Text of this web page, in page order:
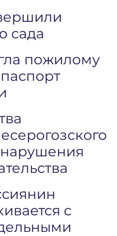
сада
пожилому
с